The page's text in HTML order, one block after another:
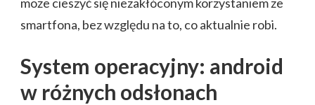
smartfona, bez względu na to, co aktualnie robi.
System operacyjny: android
w różnych odsłonach